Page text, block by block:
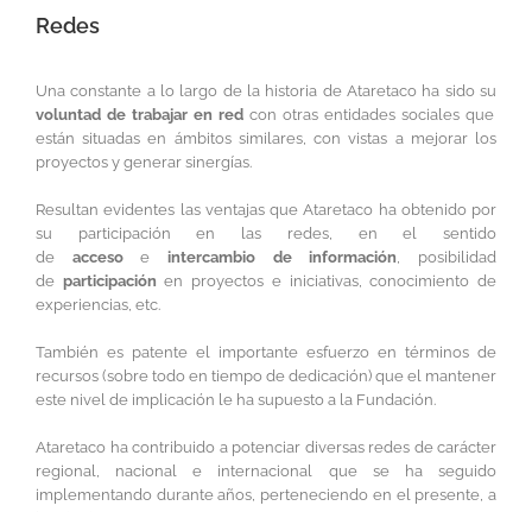
más
Redes
Una constante a lo largo de la historia de Ataretaco ha sido su
voluntad de trabajar en red con otras entidades sociales que
están situadas en ámbitos similares, con vistas a mejorar los
proyectos y generar sinergías.
Resultan evidentes las ventajas que Ataretaco ha obtenido por
su participación en las redes, en el sentido
de accesoeintercambio de información , posibilidad
de participación en proyectos e iniciativas, conocimiento de
experiencias, etc.
También es patente el importante esfuerzo en términos de
recursos (sobre todo en tiempo de dedicación) que el mantener
este nivel de implicación le ha supuesto a la Fundación.
Ataretaco ha contribuido a potenciar diversas redes de carácter
regional, nacional e internacional que se ha seguido
implementando durante años, perteneciendo en el presente, a